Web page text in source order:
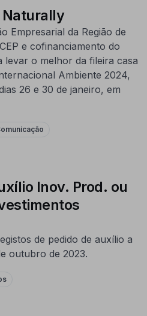
Naturally
Empresarial da Região de
e cofinanciamento do
levar o melhor da fileira casa
Ambiente 2024,
26 e 30 de janeiro, em
Inov. Prod. ou
de pedido de auxílio a
outubro de 2023.